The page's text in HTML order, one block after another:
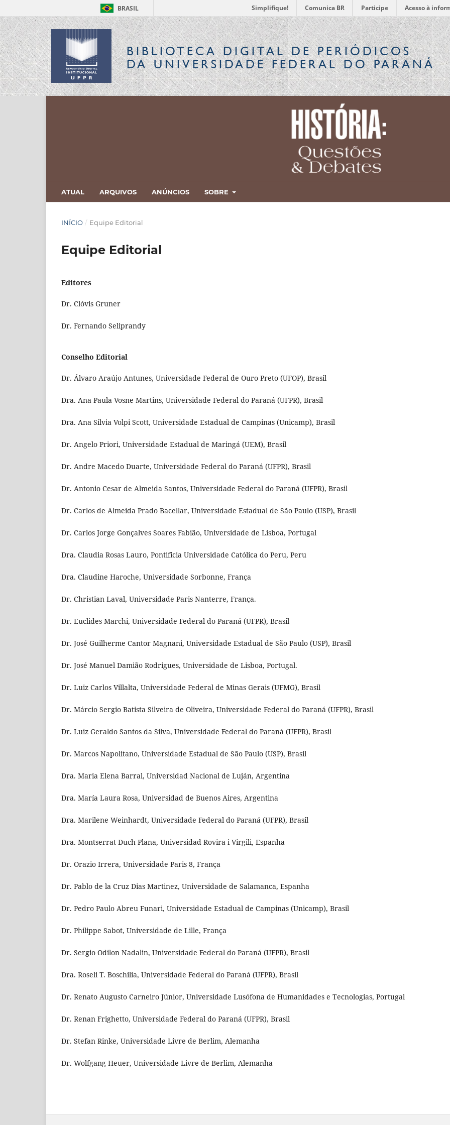
BRASIL Simplifique! Comunica BR Participe Acesso à
BIBLIOTECA DIGITALDE PERIÓDICOS
DA UNIVERSIDADE FEDERAL DO PARANÁ
ATUAL ARQUIVOS ANÚNCIOS SOBRE
INÍCIO / Equipe Editorial
Equipe Editorial
Editores
Dr. Clóvis Gruner
Dr. Fernando Seliprandy
Conselho Editorial
Dr. Álvaro Araújo Antunes, Universidade Federal de Ouro Preto (UFOP), Brasil
Dra. Ana Paula Vosne Martins, Universidade Federal do Paraná (UFPR), Brasil
Dra. Ana Silvia Volpi Scott, Universidade Estadual de Campinas (Unicamp), Brasil
Dr. Angelo Priori, Universidade Estadual de Maringá (UEM), Brasil
Dr. Andre Macedo Duarte, Universidade Federal do Paraná (UFPR), Brasil
Dr. Antonio Cesar de Almeida Santos, Universidade Federal do Paraná (UFPR), Brasil
Dr. Carlos de Almeida Prado Bacellar, Universidade Estadual de São Paulo (USP), Brasil
Dr. Carlos Jorge Gonçalves Soares Fabião, Universidade de Lisboa, Portugal
Dra. Claudia Rosas Lauro, Pontificia Universidade Católica do Peru, Peru
Dra. Claudine Haroche, Universidade Sorbonne, França
Dr. Christian Laval, Universidade Paris Nanterre, França.
Dr. Euclides Marchi, Universidade Federal do Paraná (UFPR), Brasil
Dr. José Guilherme Cantor Magnani, Universidade Estadual de São Paulo (USP), Brasil
Dr. José Manuel Damião Rodrigues, Universidade de Lisboa, Portugal.
Dr. Luiz Carlos Villalta, Universidade Federal de Minas Gerais (UFMG), Brasil
Dr. Márcio Sergio Batista Silveira de Oliveira, Universidade Federal do Paraná (UFPR), Brasil
Dr. Luiz Geraldo Santos da Silva, Universidade Federal do Paraná (UFPR), Brasil
Dr. Marcos Napolitano, Universidade Estadual de São Paulo (USP), Brasil
Dra. Maria Elena Barral, Universidad Nacional de Luján, Argentina
Dra. María Laura Rosa, Universidad de Buenos Aires, Argentina
Dra. Marilene Weinhardt, Universidade Federal do Paraná (UFPR), Brasil
Dra. Montserrat Duch Plana, Universidad Rovira i Virgili, Espanha
Dr. Orazio Irrera, Universidade Paris 8, França
Dr. Pablo de la Cruz Dias Martinez, Universidade de Salamanca, Espanha
Dr. Pedro Paulo Abreu Funari, Universidade Estadual de Campinas (Unicamp), Brasil
Dr. Philippe Sabot, Universidade de Lille, França
Dr. Sergio Odilon Nadalin, Universidade Federal do Paraná (UFPR), Brasil
Dra. Roseli T. Boschilia, Universidade Federal do Paraná (UFPR), Brasil
Dr. Renato Augusto Carneiro Júnior, Universidade Lusófona de Humanidades e Tecnologias, Portugal
Dr. Renan Frighetto, Universidade Federal do Paraná (UFPR), Brasil
Dr. Stefan Rinke, Universidade Livre de Berlim, Alemanha
Dr. Wolfgang Heuer, Universidade Livre de Berlim, Alemanha